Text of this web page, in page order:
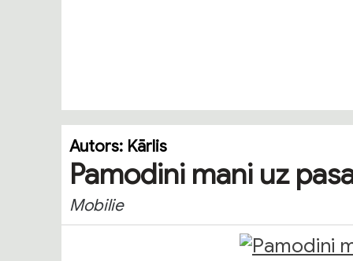
Autors: Kārlis
Pamodini mani uz
Mobilie